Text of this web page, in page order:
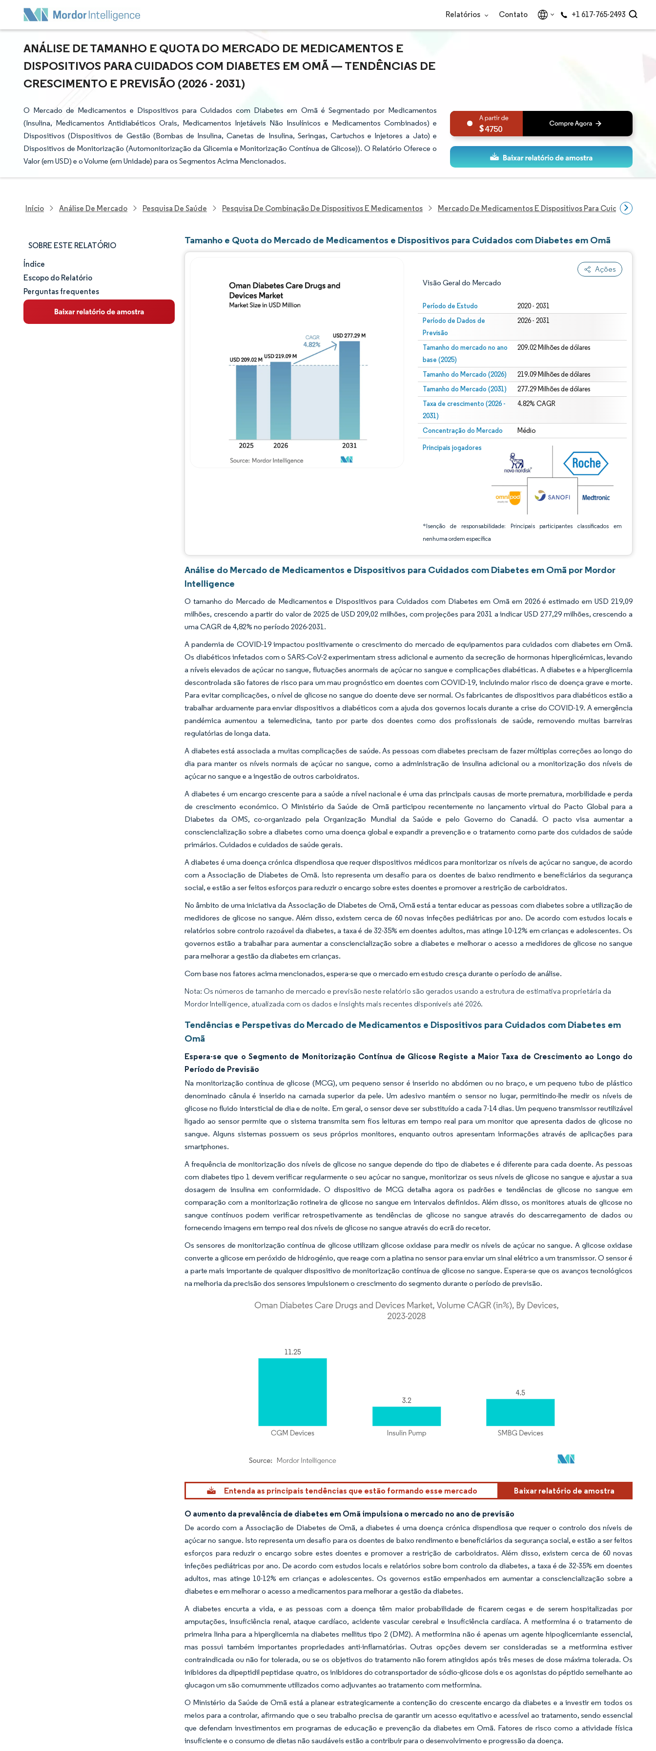
Relatórios Contato +1 617-765-2493
ANÁLISE DE TAMANHO E QUOTA DO MERCADO DE MEDICAMENTOS E
DISPOSITIVOS PARA CUIDADOS COM DIABETES EM OMÃ — TENDÊNCIAS DE
CRESCIMENTO E PREVISÃO (2026 - 2031)
O Mercado de Medicamentos e Dispositivos para Cuidados com Diabetes em Omã é Segmentado por Medicamentos
(Insulina, Medicamentos Antidiabéticos Orais, Medicamentos Injetáveis Não Insulínicos e Medicamentos Combinados) e
Dispositivos (Dispositivos de Gestão (Bombas de Insulina, Canetas de Insulina, Seringas, Cartuchos e Injetores a Jato) e
Dispositivos de Monitorização (Automonitorização da Glicemia e Monitorização Contínua de Glicose)). O Relatório Oferece o
Valor (em USD) e o Volume (em Unidade) para os Segmentos Acima Mencionados.
4750
Início Análise De Mercado Pesquisa De Saúde Pesquisa De Combinação De Dispositivos E Medicamentos Mercado De Medicamentos E Dispositivos Para Cuidados Com
SOBRE ESTE RELATÓRIO
Tamanho e participação de mercado
Análise de mercado
Tendências e insights
Índice
Escopo do Relatório
Perguntas frequentes
Tamanho e Quota do Mercado de Medicamentos e Dispositivos para Cuidados com Diabetes em Omã
Ações
Visão Geral do Mercado
Período de Estudo 2020 - 2031
Período de Dados de
Previsão
2026 - 2031
Tamanho do mercado no ano
base (2025)
209.02 Milhões de dólares
Tamanho do Mercado (2026) 219.09 Milhões de dólares
Tamanho do Mercado (2031) 277.29 Milhões de dólares
Taxa de crescimento (2026 -
2031)
4.82% CAGR
Concentração do Mercado Médio
Principais jogadores
*Isenção de responsabilidade: Principais participantes classificados em
nenhuma ordem específica
Imagem © Mordor Intelligence. O reuso requer atribuição conforme CC BY 4.0.
Imagem © Mordor Intelligence. O reuso requer atribuição conforme CC BY 4.0.
Análise do Mercado de Medicamentos e Dispositivos para Cuidados com Diabetes em Omã por Mordor
Intelligence
O tamanho do Mercado de Medicamentos e Dispositivos para Cuidados com Diabetes em Omã em 2026 é estimado em USD 219,09
milhões, crescendo a partir do valor de 2025 de USD 209,02 milhões, com projeções para 2031 a indicar USD 277,29 milhões, crescendo a
uma CAGR de 4,82% no período 2026-2031.
A pandemia de COVID-19 impactou positivamente o crescimento do mercado de equipamentos para cuidados com diabetes em Omã.
Os diabéticos infetados com o SARS-CoV-2 experimentam stress adicional e aumento da secreção de hormonas hiperglicémicas, levando
a níveis elevados de açúcar no sangue, flutuações anormais de açúcar no sangue e complicações diabéticas. A diabetes e a hiperglicemia
descontrolada são fatores de risco para um mau prognóstico em doentes com COVID-19, incluindo maior risco de doença grave e morte.
Para evitar complicações, o nível de glicose no sangue do doente deve ser normal. Os fabricantes de dispositivos para diabéticos estão a
trabalhar arduamente para enviar dispositivos a diabéticos com a ajuda dos governos locais durante a crise do COVID-19. A emergência
pandémica aumentou a telemedicina, tanto por parte dos doentes como dos profissionais de saúde, removendo muitas barreiras
regulatórias de longa data.
A diabetes está associada a muitas complicações de saúde. As pessoas com diabetes precisam de fazer múltiplas correções ao longo do
dia para manter os níveis normais de açúcar no sangue, como a administração de insulina adicional ou a monitorização dos níveis de
açúcar no sangue e a ingestão de outros carboidratos.
A diabetes é um encargo crescente para a saúde a nível nacional e é uma das principais causas de morte prematura, morbilidade e perda
de crescimento económico. O Ministério da Saúde de Omã participou recentemente no lançamento virtual do Pacto Global para a
Diabetes da OMS, co-organizado pela Organização Mundial da Saúde e pelo Governo do Canadá. O pacto visa aumentar a
consciencialização sobre a diabetes como uma doença global e expandir a prevenção e o tratamento como parte dos cuidados de saúde
primários. Cuidados e cuidados de saúde gerais.
A diabetes é uma doença crónica dispendiosa que requer dispositivos médicos para monitorizar os níveis de açúcar no sangue, de acordo
com a Associação de Diabetes de Omã. Isto representa um desafio para os doentes de baixo rendimento e beneficiários da segurança
social, e estão a ser feitos esforços para reduzir o encargo sobre estes doentes e promover a restrição de carboidratos.
No âmbito de uma iniciativa da Associação de Diabetes de Omã, Omã está a tentar educar as pessoas com diabetes sobre a utilização de
medidores de glicose no sangue. Além disso, existem cerca de 60 novas infeções pediátricas por ano. De acordo com estudos locais e
relatórios sobre controlo razoável da diabetes, a taxa é de 32-35% em doentes adultos, mas atinge 10-12% em crianças e adolescentes. Os
governos estão a trabalhar para aumentar a consciencialização sobre a diabetes e melhorar o acesso a medidores de glicose no sangue
para melhorar a gestão da diabetes em crianças.
Com base nos fatores acima mencionados, espera-se que o mercado em estudo cresça durante o período de análise.
Nota: Os números de tamanho de mercado e previsão neste relatório são gerados usando a estrutura de estimativa proprietária da
Mordor Intelligence, atualizada com os dados e insights mais recentes disponíveis até 2026.
Tendências e Perspetivas do Mercado de Medicamentos e Dispositivos para Cuidados com Diabetes em
Omã
Espera-se que o Segmento de Monitorização Contínua de Glicose Registe a Maior Taxa de Crescimento ao Longo do
Período de Previsão
Na monitorização contínua de glicose (MCG), um pequeno sensor é inserido no abdómen ou no braço, e um pequeno tubo de plástico
denominado cânula é inserido na camada superior da pele. Um adesivo mantém o sensor no lugar, permitindo-lhe medir os níveis de
glicose no fluido intersticial de dia e de noite. Em geral, o sensor deve ser substituído a cada 7-14 dias. Um pequeno transmissor reutilizável
ligado ao sensor permite que o sistema transmita sem fios leituras em tempo real para um monitor que apresenta dados de glicose no
sangue. Alguns sistemas possuem os seus próprios monitores, enquanto outros apresentam informações através de aplicações para
smartphones.
A frequência de monitorização dos níveis de glicose no sangue depende do tipo de diabetes e é diferente para cada doente. As pessoas
com diabetes tipo 1 devem verificar regularmente o seu açúcar no sangue, monitorizar os seus níveis de glicose no sangue e ajustar a sua
dosagem de insulina em conformidade. O dispositivo de MCG detalha agora os padrões e tendências de glicose no sangue em
comparação com a monitorização rotineira de glicose no sangue em intervalos definidos. Além disso, os monitores atuais de glicose no
sangue contínuos podem verificar retrospetivamente as tendências de glicose no sangue através do descarregamento de dados ou
fornecendo imagens em tempo real dos níveis de glicose no sangue através do ecrã do recetor.
Os sensores de monitorização contínua de glicose utilizam glicose oxidase para medir os níveis de açúcar no sangue. A glicose oxidase
converte a glicose em peróxido de hidrogénio, que reage com a platina no sensor para enviar um sinal elétrico a um transmissor. O sensor é
a parte mais importante de qualquer dispositivo de monitorização contínua de glicose no sangue. Espera-se que os avanços tecnológicos
na melhoria da precisão dos sensores impulsionem o crescimento do segmento durante o período de previsão.
Imagem © Mordor Intelligence. O reuso requer atribuição conforme CC BY 4.0.
Entenda as principais tendências que estão formando esse mercado Baixar relatório de amostra
O aumento da prevalência de diabetes em Omã impulsiona o mercado no ano de previsão
De acordo com a Associação de Diabetes de Omã, a diabetes é uma doença crónica dispendiosa que requer o controlo dos níveis de
açúcar no sangue. Isto representa um desafio para os doentes de baixo rendimento e beneficiários da segurança social, e estão a ser feitos
esforços para reduzir o encargo sobre estes doentes e promover a restrição de carboidratos. Além disso, existem cerca de 60 novas
infeções pediátricas por ano. De acordo com estudos locais e relatórios sobre bom controlo da diabetes, a taxa é de 32-35% em doentes
adultos, mas atinge 10-12% em crianças e adolescentes. Os governos estão empenhados em aumentar a consciencialização sobre a
diabetes e em melhorar o acesso a medicamentos para melhorar a gestão da diabetes.
A diabetes encurta a vida, e as pessoas com a doença têm maior probabilidade de ficarem cegas e de serem hospitalizadas por
amputações, insuficiência renal, ataque cardíaco, acidente vascular cerebral e insuficiência cardíaca. A metformina é o tratamento de
primeira linha para a hiperglicemia na diabetes mellitus tipo 2 (DM2). A metformina não é apenas um agente hipoglicemiante essencial,
mas possui também importantes propriedades anti-inflamatórias. Outras opções devem ser consideradas se a metformina estiver
contraindicada ou não for tolerada, ou se os objetivos do tratamento não forem atingidos após três meses de dose máxima tolerada. Os
inibidores da dipeptidil peptidase quatro, os inibidores do cotransportador de sódio-glicose dois e os agonistas do péptido semelhante ao
glucagon um são comummente utilizados como adjuvantes ao tratamento com metformina.
O Ministério da Saúde de Omã está a planear estrategicamente a contenção do crescente encargo da diabetes e a investir em todos os
meios para a controlar, afirmando que o seu trabalho precisa de garantir um acesso equitativo e acessível ao tratamento, sendo essencial
que defendam investimentos em programas de educação e prevenção da diabetes em Omã. Fatores de risco como a atividade física
insuficiente e o consumo de dietas não saudáveis estão a contribuir para o desenvolvimento e progressão da doença.